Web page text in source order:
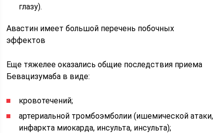
глазу).
Авастин имеет большой перечень побочных
эффектов
Еще тяжелее оказались общие последствия приема
Бевацизумаба в виде:
кровотечений;
артериальной тромбоэмболии (ишемической атаки,
инфаркта миокарда, инсульта, инсульта);